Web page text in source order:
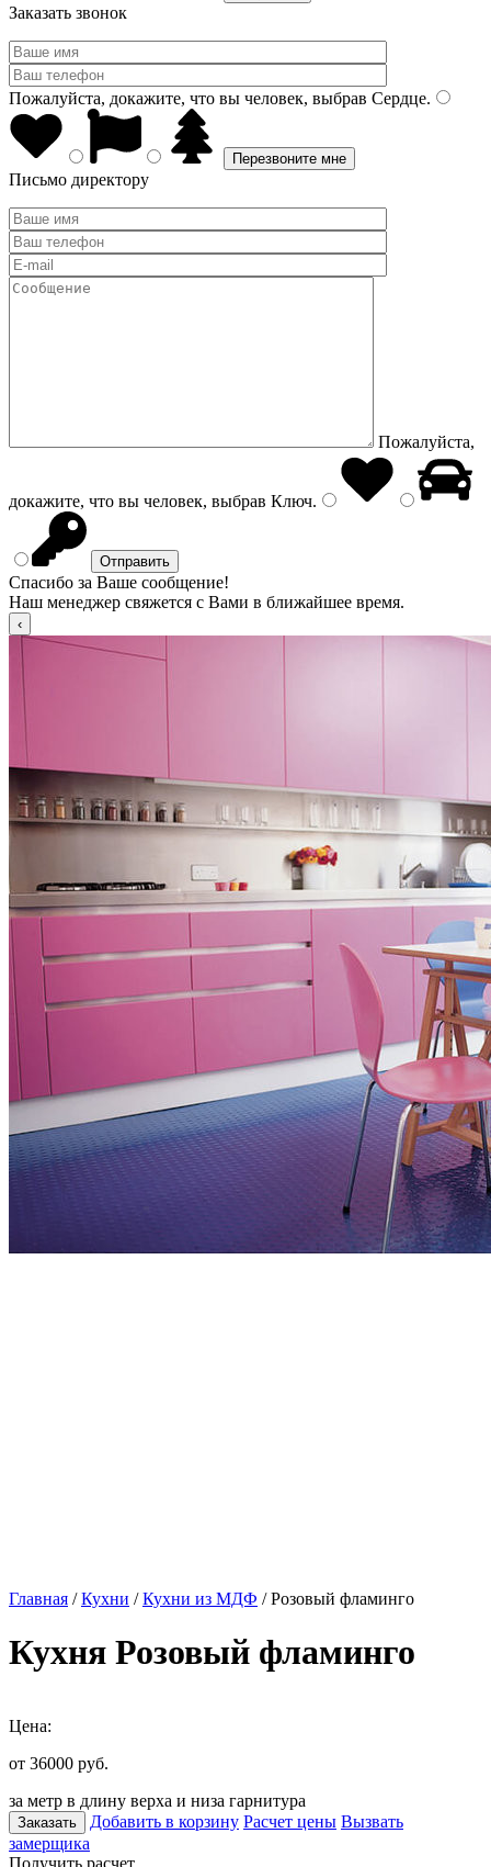
Заказать звонок
Пожалуйста, докажите, что вы человек, выбрав Сердце.
Письмо директору
Пожалуйста,
докажите, что вы человек, выбрав Ключ.
Спасибо за Ваше сообщение!
Наш менеджер свяжется с Вами в ближайшее время.
Главная /Кухни /Кухни из МДФ / Розовый фламинго
Кухня Розовый фламинго
Цена:
от 36000 руб.
за метр в длину верха и низа гарнитура
Заказать Добавить в корзину Расчет цены Вызвать
замерщика
Получить расчет